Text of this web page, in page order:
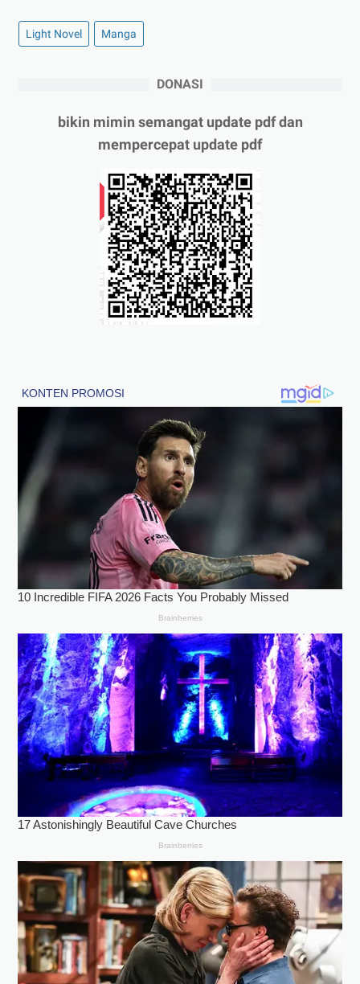
Light Novel Manga
DONASI
bikin mimin semangat update pdf dan
mempercepat update pdf